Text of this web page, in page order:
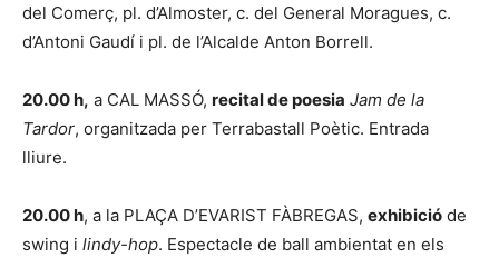
del Comerç, pl. d’Almoster, c. del General Moragues, c.
d’Antoni Gaudí i pl. de l’Alcalde Anton Borrell.
20.00 h, a CAL MASSÓ, recital de poesia Jam de la
Tardor, organitzada per Terrabastall Poètic. Entrada
lliure.
20.00 h, a la PLAÇA D’EVARIST FÀBREGAS, exhibició de
swing i lindy-hop. Espectacle de ball ambientat en els